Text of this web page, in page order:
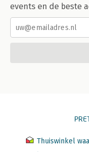
events en de beste
Thuiswinkel